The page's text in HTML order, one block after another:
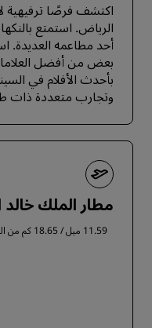
اكتشف فرصًا ترفيهية
الرياض. استمتع
أحد مطاعمه العديدة.
بعض من أفضل
وتجارب متعددة ذات
مطار الملك خالد
11.59 ميل / 18.65 كم من الفندق